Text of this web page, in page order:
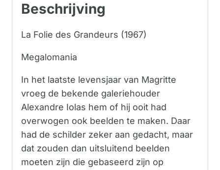
Beschrijving
La Folie des Grandeurs (1967)
Megalomania
In het laatste levensjaar van Magritte
vroeg de bekende galeriehouder
Alexandre Iolas hem of hij ooit had
overwogen ook beelden te maken. Daar
had de schilder zeker aan gedacht, maar
dat zouden dan uitsluitend beelden
moeten zijn die gebaseerd zijn op